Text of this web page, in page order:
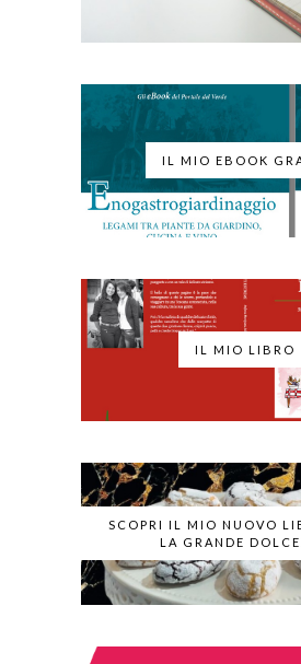
IL MIO EBOOK
IL MIO LIBRO
SCOPRI IL MIO NUOVO
LA GRANDE